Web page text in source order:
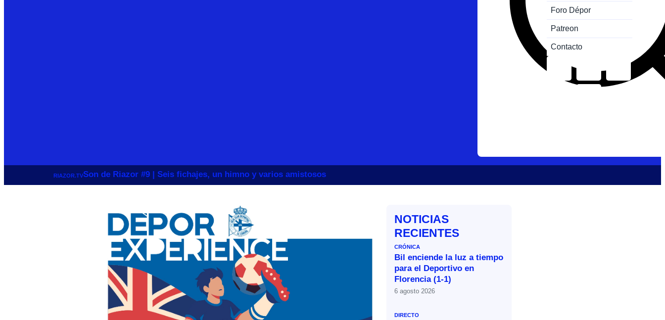
Foro Dépor
Patreon
Contacto
RIAZOR.TVSon de Riazor #9 | Seis fichajes, un himno y varios amistosos
NOTICIAS
RECIENTES
CRÓNICA
Bil enciende la luz a tiempo
para el Deportivo en
Florencia (1-1)
6 agosto 2026
DIRECTO